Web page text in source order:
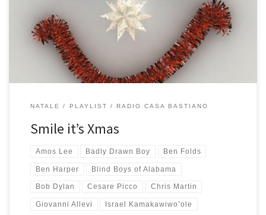
Auguri Auguri Auguri Auguri Auguri Auguri Auguri Auguri Auguri Auguri
Auguri Auguri Auguri Auguri Auguri Auguri Auguri Auguri Auguri Auguri
Auguri Auguri Auguri Auguri Auguri Auguri Auguri Auguri Auguri […]
NATALE PLAYLIST RADIO CASA BASTIANO
Smile it’s Xmas
Amos Lee Badly Drawn Boy Ben Folds
Ben Harper Blind Boys of Alabama
Bob Dylan Cesare Picco Chris Martin
Giovanni Allevi Israel Kamakawiwo’ole